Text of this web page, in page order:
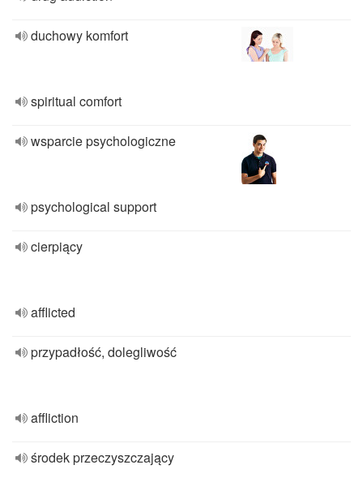
duchowy komfort
spiritual comfort
wsparcie psychologiczne
psychological support
cierpiący
afflicted
przypadłość, dolegliwość
affliction
środek przeczyszczający